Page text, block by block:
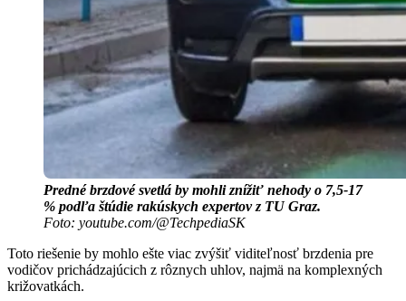
Predné brzdové svetlá by mohli znížiť nehody o 7,5-17
% podľa štúdie rakúskych expertov z TU Graz.
Foto: youtube.com/@TechpediaSK
Toto riešenie by mohlo ešte viac zvýšiť viditeľnosť brzdenia pre
vodičov prichádzajúcich z rôznych uhlov, najmä na komplexných
križovatkách.